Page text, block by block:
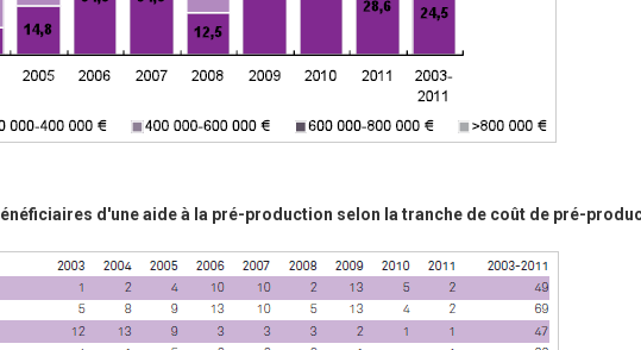
d'une aide à la pré-production selon la tranche de coût de pré-